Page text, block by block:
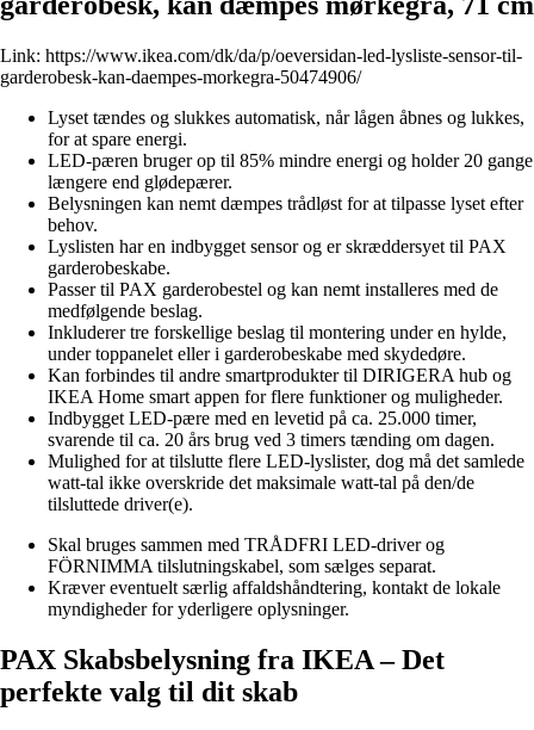
Link: https://www.ikea.com/dk/da/p/oeversidan-led-lysliste-sensor-til-
garderobesk-kan-daempes-morkegra-50474906/
Lyset tændes og slukkes automatisk, når lågen åbnes og lukkes,
for at spare energi.
LED-pæren bruger op til 85% mindre energi og holder 20 gange
længere end glødepærer.
Belysningen kan nemt dæmpes trådløst for at tilpasse lyset efter
behov.
Lyslisten har en indbygget sensor og er skræddersyet til PAX
garderobeskabe.
Passer til PAX garderobestel og kan nemt installeres med de
medfølgende beslag.
Inkluderer tre forskellige beslag til montering under en hylde,
under toppanelet eller i garderobeskabe med skydedøre.
Kan forbindes til andre smartprodukter til DIRIGERA hub og
IKEA Home smart appen for flere funktioner og muligheder.
Indbygget LED-pære med en levetid på ca. 25.000 timer,
svarende til ca. 20 års brug ved 3 timers tænding om dagen.
Mulighed for at tilslutte flere LED-lyslister, dog må det samlede
watt-tal ikke overskride det maksimale watt-tal på den/de
tilsluttede driver(e).
Skal bruges sammen med TRÅDFRI LED-driver og
FÖRNIMMA tilslutningskabel, som sælges separat.
Kræver eventuelt særlig affaldshåndtering, kontakt de lokale
myndigheder for yderligere oplysninger.
PAX Skabsbelysning fra IKEA – Det
perfekte valg til dit skab